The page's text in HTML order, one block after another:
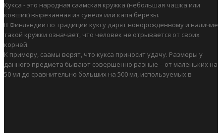
Кукса - это народная саамская кружка (небольшая чашка или
ковшик) вырезанная из сувеля или капа березы.
В Финляндии по традиции куксу дарят новорожденному и наличие
такой кружки означает, что человек не отрывается от своих
корней.
К примеру, саамы верят, что кукса приносит удачу. Размеры у
данного предмета бывают совершенно разные – от маленьких на
50 мл до сравнительно больших на 500 мл, используемых в